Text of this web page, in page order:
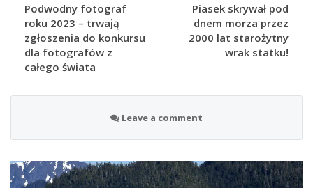
Podwodny fotograf
roku 2023 – trwają
zgłoszenia do konkursu
dla fotografów z
całego świata
Piasek skrywał pod
dnem morza przez
2000 lat starożytny
wrak statku!
Leave a comment